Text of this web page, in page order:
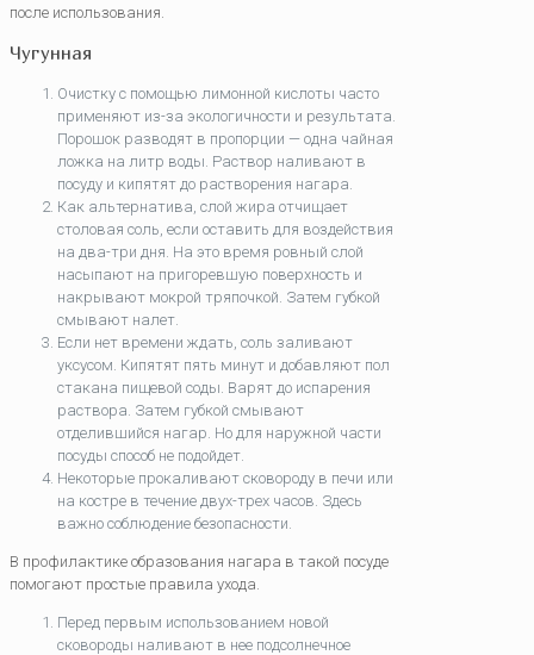
после использования.
Чугунная
Очистку с помощью лимонной кислоты часто
применяют из-за экологичности и результата.
Порошок разводят в пропорции — одна чайная
ложка на литр воды. Раствор наливают в
посуду и кипятят до растворения нагара.
Как альтернатива, слой жира отчищает
столовая соль, если оставить для воздействия
на два-три дня. На это время ровный слой
насыпают на пригоревшую поверхность и
накрывают мокрой тряпочкой. Затем губкой
смывают налет.
Если нет времени ждать, соль заливают
уксусом. Кипятят пять минут и добавляют пол
стакана пищевой соды. Варят до испарения
раствора. Затем губкой смывают
отделившийся нагар. Но для наружной части
посуды способ не подойдет.
Некоторые прокаливают сковороду в печи или
на костре в течение двух-трех часов. Здесь
важно соблюдение безопасности.
В профилактике образования нагара в такой посуде
помогают простые правила ухода.
Перед первым использованием новой
сковороды наливают в нее подсолнечное